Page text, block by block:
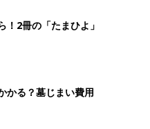
！2冊の「たまひよ」
かる？墓じまい費用